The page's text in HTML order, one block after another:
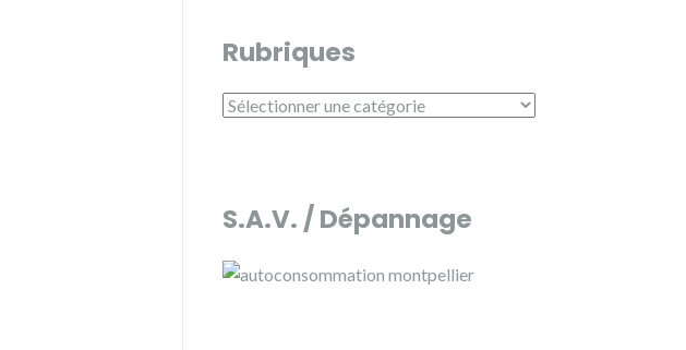
Rubriques
Rubriques
S.A.V. / Dépannage